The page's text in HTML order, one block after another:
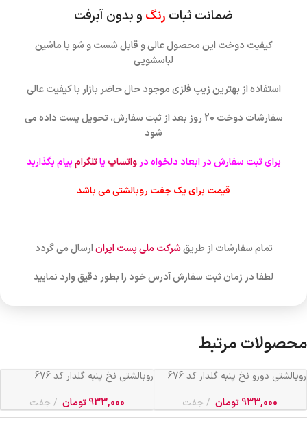
ضمانت ثبات رنگ و بدون آبرفت
کیفیت دوخت این محصول عالی و قابل شست و شو با ماشین
لباسشویی
استفاده از بهترین زیپ فلزی موجود حال حاضر بازار با کیفیت عالی
سفارشات دوخت 20 روز بعد از ثبت سفارش، تحویل پست داده می
شود
برای ثبت سفارش در ابعاد دلخواه درواتساپ یاتلگرامپیام بگذارید
قیمت برای یک جفت روبالشتی می باشد
تمام سفارشات از طریقشرکت ملی پست ایرانارسال می گردد
لطفا در زمان ثبت سفارش آدرس خود را بطور دقیق وارد نمایید
محصولات مرتبط
روبالشتی دورو نخ پنبه گلدار کد 676
933,000تومان جفت
روبالشتی نخ پنبه گلدار کد 676
933,000 تومان جفت